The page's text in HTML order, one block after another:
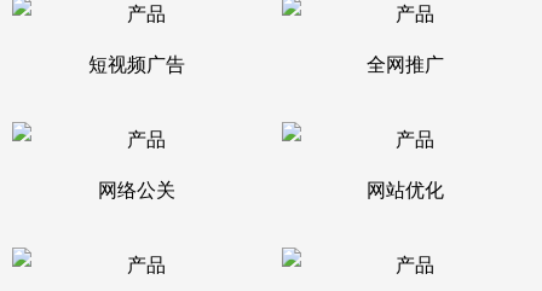
短视频广告 全网推广
网络公关 网站优化